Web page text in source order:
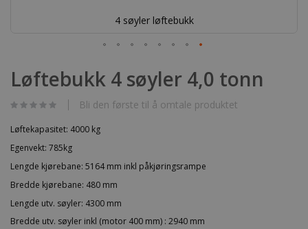
4 søyler løftebukk
til
begynnelsen
bildegalleri
Løftebukk 4 søyler 4,0 tonn
Bli den første til å omtale produktet
Løftekapasitet: 4000 kg
Egenvekt: 785kg
Lengde kjørebane: 5164 mm inkl påkjøringsrampe
Bredde kjørebane: 480 mm
Lengde utv. søyler: 4300 mm
Bredde utv. søyler inkl (motor 400 mm) : 2940 mm